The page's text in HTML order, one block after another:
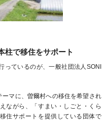
柱で移住をサポート
っているのが、一般社団法人SONI
ーマに、曽爾村への移住を希望され
ながら、「すまい・しごと・くら
住サポートを提供している団体で